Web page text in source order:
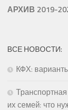
АРХИВ 2019-
ВСЕ НОВОСТИ:
КФХ:
их семей: что